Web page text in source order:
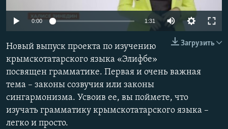
ПОБЕДИТЕЛЕЙ НЕ СУДЯТ?
ELIFBE
УКРАИНСКАЯ ПРОБЛЕМА КРЫМА
Все сайты RFE/RL
0:00 1:31
Загрузить
Новый выпуск проекта по изучению
крымскотатарского языка «Элифбе»
посвящен грамматике. Первая и очень важная
тема – законы созвучия или законы
сингармонизма. Усвоив ее, вы поймете, что
изучать грамматику крымскотатарского языка –
легко и просто.